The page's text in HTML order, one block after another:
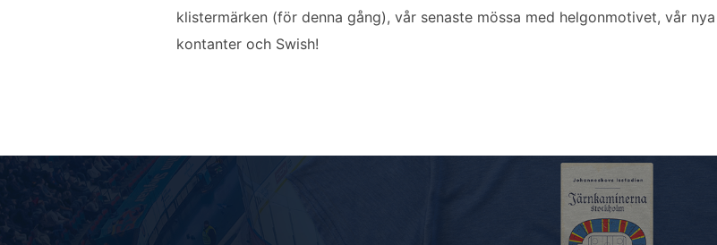
klistermärken (för denna gång), vår senaste mössa med helgonmotivet, vår
kontanter och Swish!
Inläggsnavigering